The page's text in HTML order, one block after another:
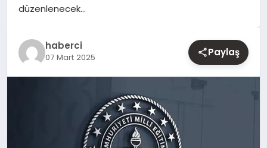
düzenlenecek…
haberci
07 Mart 2025 Paylaş